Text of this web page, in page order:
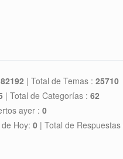
| Total de Temas : 25710
| Total de Categorías : 62
ayer : 0
Hoy: 0 | Total de